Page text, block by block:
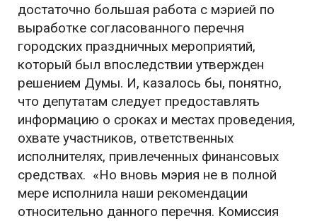
достаточно большая работа с мэрией по
выработке согласованного перечня
городских праздничных мероприятий,
который был впоследствии утвержден
решением Думы. И, казалось бы, понятно,
что депутатам следует предоставлять
информацию о сроках и местах проведения,
охвате участников, ответственных
исполнителях, привлеченных финансовых
средствах. «Но вновь мэрия не в полной
мере исполнила наши рекомендации
относительно данного перечня. Комиссия